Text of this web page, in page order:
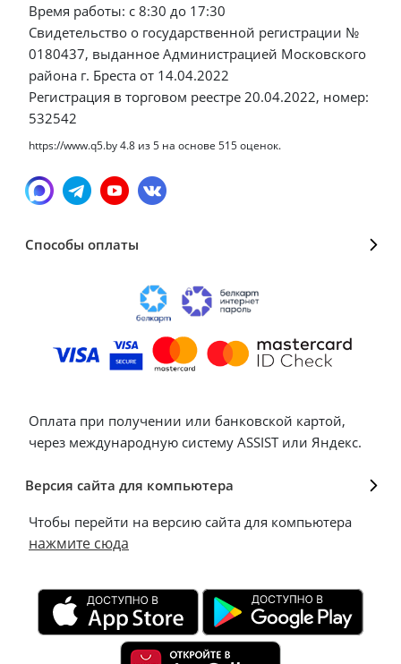
Время работы: с 8:30 до 17:30
Свидетельство о государственной регистрации №
0180437, выданное Администрацией Московского
района г. Бреста от 14.04.2022
Регистрация в торговом реестре 20.04.2022, номер:
532542
https://www.q5.by4.8 из5 на основе 515оценок.
Способы оплаты
Оплата при получении или банковской картой,
через международную систему ASSIST или Яндекс.
Версия сайта для компьютера
Чтобы перейти на версию сайта для компьютера
нажмите сюда